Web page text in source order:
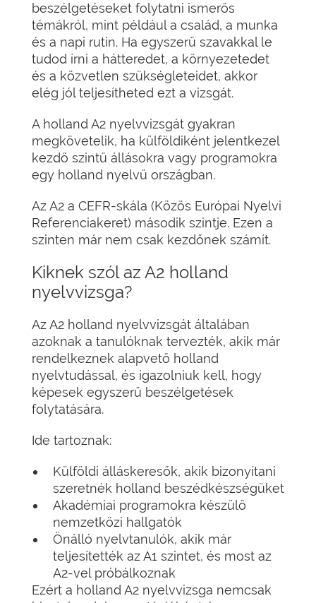
beszélgetéseket folytatni ismerős
témákról, mint például a család, a munka
és a napi rutin. Ha egyszerű szavakkal le
tudod írni a hátteredet, a környezetedet
és a közvetlen szükségleteidet, akkor
elég jól teljesítheted ezt a vizsgát.
A holland A2 nyelvvizsgát gyakran
megkövetelik, ha külföldiként jelentkezel
kezdő szintű állásokra vagy programokra
egy holland nyelvű országban.
Az A2 a CEFR-skála (Közös Európai Nyelvi
Referenciakeret) második szintje. Ezen a
szinten már nem csak kezdőnek számít.
Kiknek szól az A2 holland
nyelvvizsga?
Az A2 holland nyelvvizsgát általában
azoknak a tanulóknak tervezték, akik már
rendelkeznek alapvető holland
nyelvtudással, és igazolniuk kell, hogy
képesek egyszerű beszélgetések
folytatására.
Ide tartoznak:
Külföldi álláskeresők, akik bizonyítani
szeretnék holland beszédkészségüket
Akadémiai programokra készülő
nemzetközi hallgatók
Önálló nyelvtanulók, akik már
teljesítették az A1 szintet, és most az
A2-vel próbálkoznak
Ezért a holland A2 nyelvvizsga nemcsak